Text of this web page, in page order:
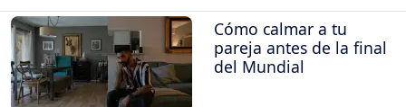
Cómo calmar a tu
pareja antes de la final
del Mundial